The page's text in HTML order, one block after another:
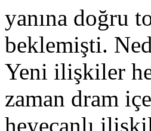
yanına doğru
beklemişti.
Yeni ilişkiler
zaman dram
heyecanlı